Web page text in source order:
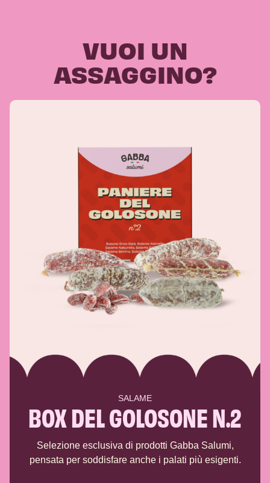
VUOI UN
ASSAGGINO?
SALAME
BOX DEL GOLOSONE N.2
Selezione esclusiva di prodotti Gabba Salumi,
pensata per soddisfare anche i palati più esigenti.